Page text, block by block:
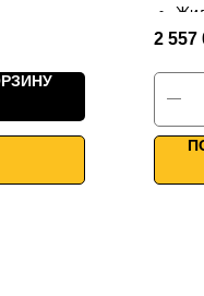
3
2 557